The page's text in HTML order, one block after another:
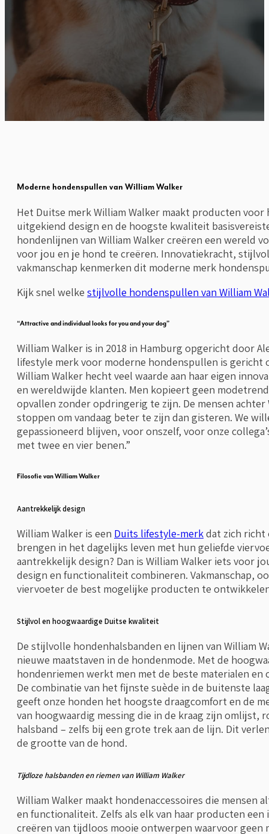
Moderne hondenspullen van William Walker
Het Duitse merk William Walker maakt producten
uitgekiend design en de hoogste kwaliteit
hondenlijnen van William Walker creëren een wereld
voor jou en je hond te creëren. Innovatiekracht,
vakmanschap kenmerken dit moderne merk
Kijk snel welke stijlvolle hondenspullen van William
“Attractive and individual looks for you and your dog”
William Walker is in 2018 in Hamburg opgericht door
lifestyle merk voor moderne hondenspullen is
William Walker hecht veel waarde aan haar eigen
en wereldwijde klanten. Men kopieert geen
opvallen zonder opdringerig te zijn. De mensen
stoppen om vandaag beter te zijn dan gisteren. We
gepassioneerd blijven, voor onszelf, voor onze
met twee en vier benen.”
Filosofie van William Walker
Aantrekkelijk design
William Walker is een Duits lifestyle-merkdat zich richt
brengen in het dagelijks leven met hun geliefde
aantrekkelijk design? Dan is William Walker iets voor
design en functionaliteit combineren. Vakmanschap,
viervoeter de best mogelijke producten te
Stijlvol en hoogwaardige Duitse kwaliteit
De stijlvolle hondenhalsbanden en lijnen van William
nieuwe maatstaven in de hondenmode. Met de
hondenriemen werkt men met de beste materialen
De combinatie van het fijnste suède in de buitenste
geeft onze honden het hoogste draagcomfort en de
van hoogwaardig messing die in de kraag zijn omlijst,
halsband – zelfs bij een grote trek aan de lijn. Dit
de grootte van de hond.
Tijdloze halsbanden en riemen van William Walker
William Walker maakt hondenaccessoires die
en functionaliteit. Zelfs als elk van haar producten
creëren van tijdloos mooie ontwerpen waarvoor geen